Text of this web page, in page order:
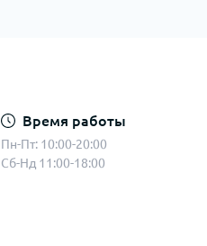
Время работы
Пн-Пт: 10:00-20:00
Сб-Нд 11:00-18:00